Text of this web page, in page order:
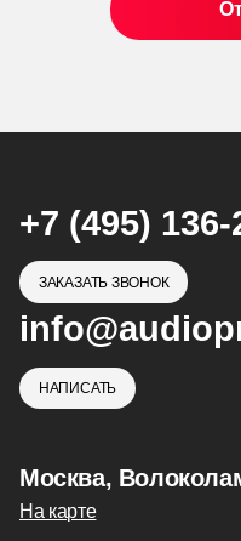
+7 (495) 136-
ЗАКАЗАТЬ ЗВОНОК
НАПИСАТЬ
Москва,
На карте